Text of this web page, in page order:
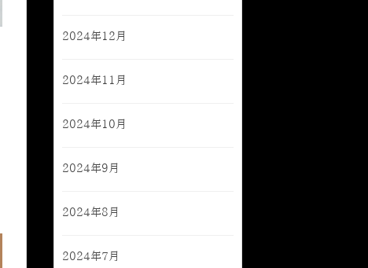
2024年12月
2024年11月
2024年10月
2024年9月
2024年8月
2024年7月